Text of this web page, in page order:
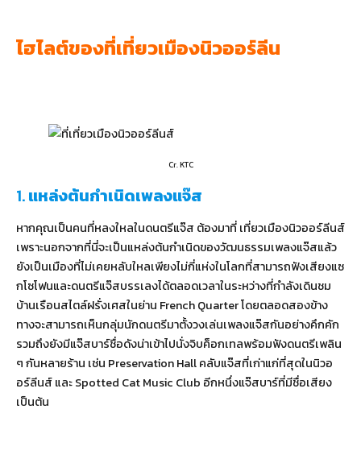
ไฮไลต์ของที่เที่ยวเมืองนิวออร์ลีน
Cr. KTC
1.แหล่งต้นกำเนิดเพลงแจ๊ส
หากคุณเป็นคนที่หลงใหลในดนตรีแจ๊ส ต้องมาที่ เที่ยวเมืองนิวออร์ลีนส์
เพราะนอกจากที่นี่จะเป็นแหล่งต้นกำเนิดของวัฒนธรรมเพลงแจ๊สแล้ว
ยังเป็นเมืองที่ไม่เคยหลับใหลเพียงไม่กี่แห่งในโลกที่สามารถฟังเสียงแซ
กโซโฟนและดนตรีแจ๊สบรรเลงได้ตลอดเวลาในระหว่างที่กำลังเดินชม
บ้านเรือนสไตล์ฝรั่งเศสในย่าน French Quarter โดยตลอดสองข้าง
ทางจะสามารถเห็นกลุ่มนักดนตรีมาตั้งวงเล่นเพลงแจ๊สกันอย่างคึกคัก
รวมถึงยังมีแจ๊สบาร์ชื่อดังน่าเข้าไปนั่งจิบค็อกเทลพร้อมฟังดนตรีเพลิน
ๆ กันหลายร้าน เช่น Preservation Hall คลับแจ๊สที่เก่าแก่ที่สุดในนิวอ
อร์ลีนส์ และ Spotted Cat Music Club อีกหนึ่งแจ๊สบาร์ที่มีชื่อเสียง
เป็นต้น